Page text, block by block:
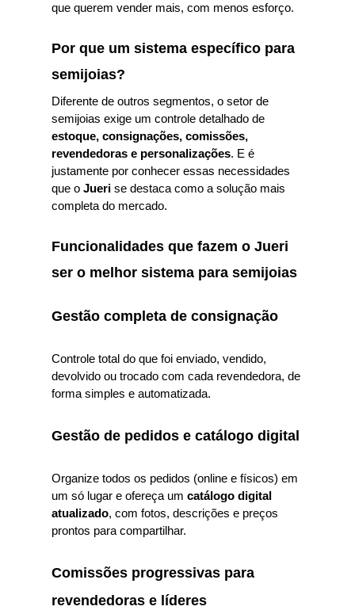
que querem vender mais, com menos esforço.
Por que um sistema específico para
semijoias?
Diferente de outros segmentos, o setor de
semijoias exige um controle detalhado de
estoque, consignações, comissões,
revendedoras e personalizações. E é
justamente por conhecer essas necessidades
que o Jueri se destaca como a solução mais
completa do mercado.
Funcionalidades que fazem o Jueri
ser o melhor sistema para semijoias
Gestão completa de consignação
Controle total do que foi enviado, vendido,
devolvido ou trocado com cada revendedora, de
forma simples e automatizada.
Gestão de pedidos e catálogo digital
Organize todos os pedidos (online e físicos) em
um só lugar e ofereça um catálogo digital
atualizado, com fotos, descrições e preços
prontos para compartilhar.
Comissões progressivas para
revendedoras e líderes